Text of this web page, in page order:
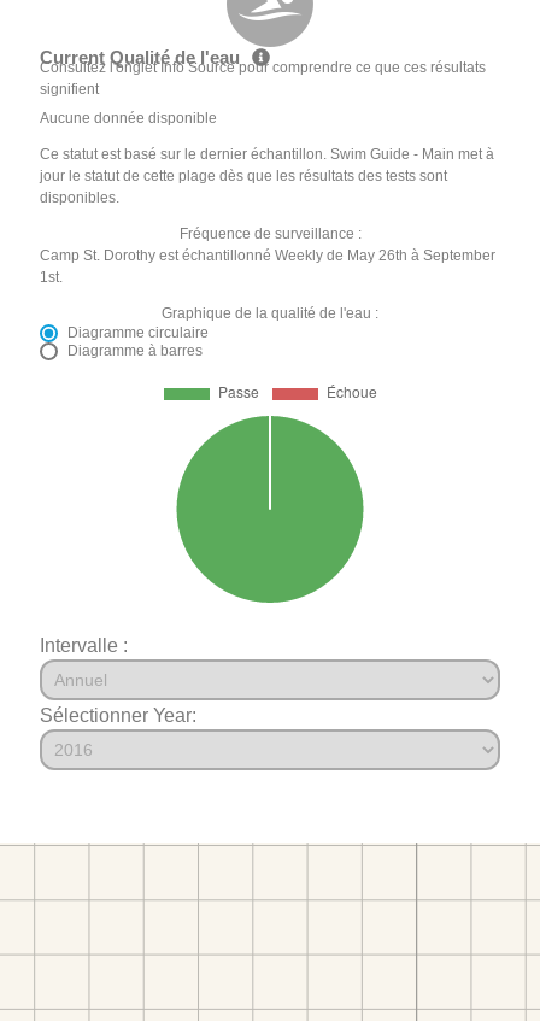
Current Qualité de l'eau
Consultez l'onglet Info Source pour comprendre ce que ces résultats
signifient
Aucune donnée disponible
Ce statut est basé sur le dernier échantillon. Swim Guide - Main met à
jour le statut de cette plage dès que les résultats des tests sont
disponibles.
Fréquence de surveillance :
Camp St. Dorothy est échantillonné Weekly de May 26th à September
1st.
Graphique de la qualité de l'eau :
Diagramme circulaire
Diagramme à barres
Intervalle :
Sélectionner Year: